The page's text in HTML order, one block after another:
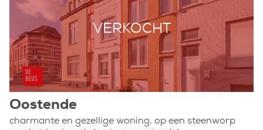
VERKOCHT
Oostende
charmante en gezellige woning, op een steenworp